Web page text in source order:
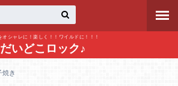
オシャレに！楽しく！！ワイルドに！！！
だいどこロック♪
焼き